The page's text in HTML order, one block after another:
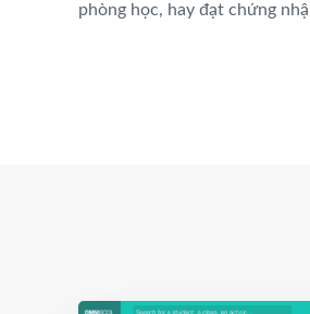
phòng học, hay đạt chứng